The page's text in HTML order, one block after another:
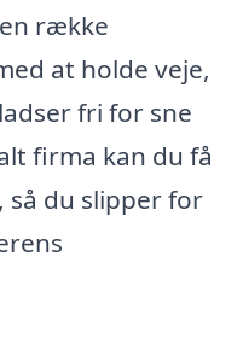
række
at holde veje,
fri for sne
firma kan du få
du slipper for